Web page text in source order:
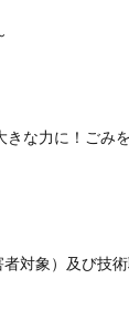
きな力に！ごみ
対象）及び技